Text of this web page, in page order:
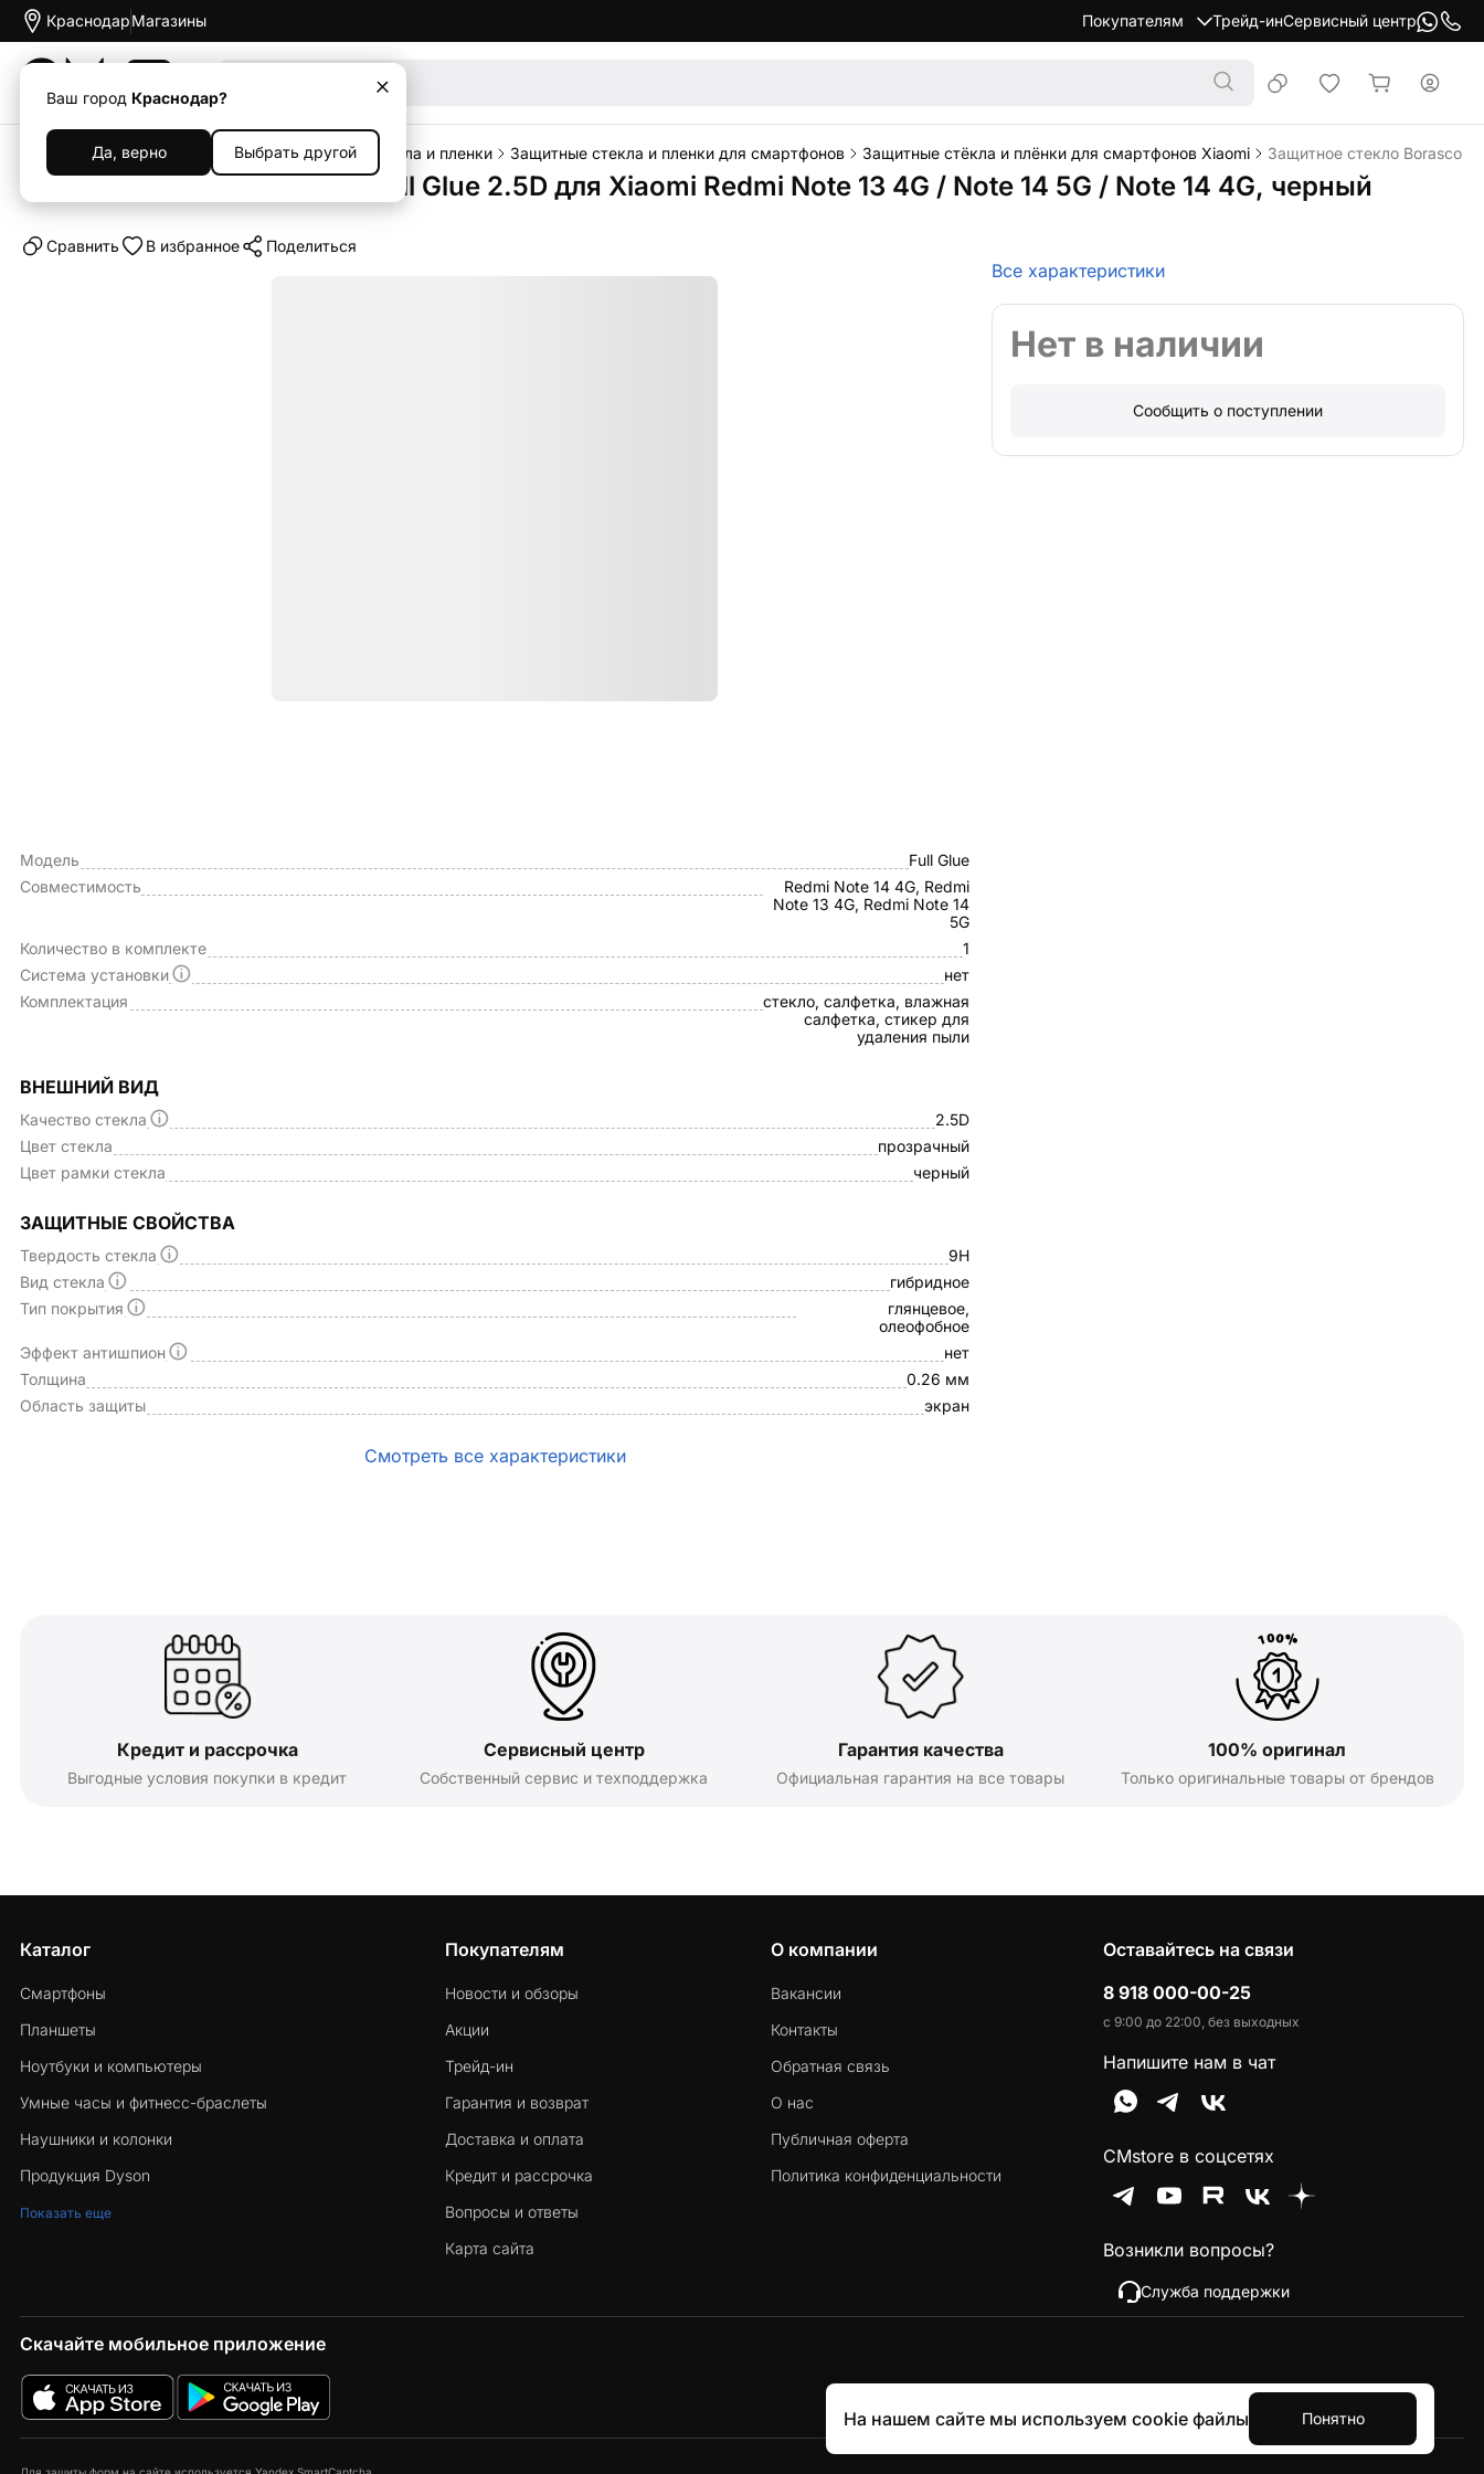
Краснодар
Ваш город Краснодар?
Да, верно Выбрать другой
Магазины Покупателям Трейд-инСервисный центр
Каталог Аксессуары Защитные стекла и пленки Защитные стекла и пленки для смартфонов Защитные стёкла и плёнки для смартфонов Xiaomi Защитное стекло Borasco
Защитное стекло Borasco Full Glue 2.5D для Xiaomi Redmi Note 13 4G / Note 14 5G / Note 14 4G, черный
Cравнить В избранное Поделиться
Модель
Full Glue
Совместимость
Redmi Note 14 4G, Redmi
Note 13 4G, Redmi Note 14
5G
Количество в комплекте
1
Система установки
нет
Комплектация
стекло, салфетка, влажная
салфетка, стикер для
удаления пыли
ВНЕШНИЙ ВИД
Качество стекла
2.5D
Цвет стекла
прозрачный
Цвет рамки стекла
черный
ЗАЩИТНЫЕ СВОЙСТВА
Твердость стекла
9H
Вид стекла
гибридное
Тип покрытия
глянцевое,
олеофобное
Эффект антишпион
нет
Толщина
0.26 мм
Область защиты
экран
Смотреть все характеристики
Все характеристики
Нет в наличии
Сообщить о поступлении
Кредит и рассрочка
Выгодные условия покупки в кредит
Сервисный центр
Собственный сервис и техподдержка
Гарантия качества
Официальная гарантия на все товары
100% оригинал
Только оригинальные товары от брендов
Каталог
Смартфоны
Планшеты
Ноутбуки и компьютеры
Умные часы и фитнесс-браслеты
Наушники и колонки
Продукция Dyson
Показать еще
Покупателям
Новости и обзоры
Акции
Трейд-ин
Гарантия и возврат
Доставка и оплата
Кредит и рассрочка
Вопросы и ответы
Карта сайта
О компании
Вакансии
Контакты
Обратная связь
О нас
Публичная оферта
Политика конфиденциальности
Оставайтесь на связи
8 918 000-00-25
с 9:00 до 22:00, без выходных
Напишите нам в чат
CMstore в соцсетях
Возникли вопросы?
Служба поддержки
Скачайте мобильное приложение
На нашем сайте мы используем cookie файлы Понятно